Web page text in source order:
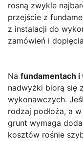
rosną zwykle
przejście z
z instalacji do
zamówień i
Na fundamentach
nadwyżki biorą się
wykonawczych.
rodzaj podłoża, a
grunt wymaga
kosztów rośnie